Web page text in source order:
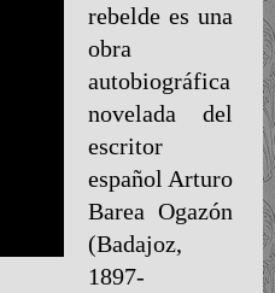
rebelde es una
obra
autobiográfica
novelada del
escritor
español Arturo
Barea Ogazón
(Badajoz,
1897-